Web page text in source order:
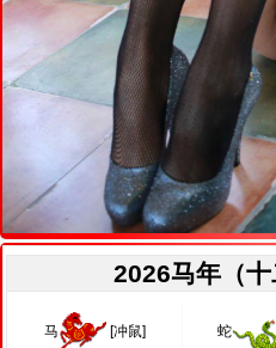
2026马年（十
马 [冲鼠] 蛇